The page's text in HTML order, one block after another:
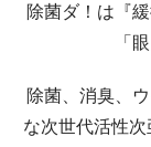
除菌ダ！は『
「
除菌、消臭、
な次世代活性